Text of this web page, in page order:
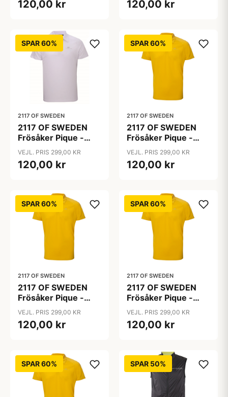
120,00 kr 120,00 kr
SPAR 60%
2117 OF SWEDEN
2117 OF SWEDEN
Frösåker Pique -
Poloshirt - Hvid - Str.
XL
VEJL. PRIS 299,00 KR
120,00 kr
SPAR 60%
2117 OF SWEDEN
2117 OF SWEDEN
Frösåker Pique -
Poloshirt - Lemon
Curry - Str. L
VEJL. PRIS 299,00 KR
120,00 kr
SPAR 60%
2117 OF SWEDEN
2117 OF SWEDEN
Frösåker Pique -
Poloshirt - Lemon
Curry - Str. M
VEJL. PRIS 299,00 KR
120,00 kr
SPAR 60%
2117 OF SWEDEN
2117 OF SWEDEN
Frösåker Pique -
Poloshirt - Lemon
Curry - Str. XL
VEJL. PRIS 299,00 KR
120,00 kr
SPAR 60% SPAR 50%